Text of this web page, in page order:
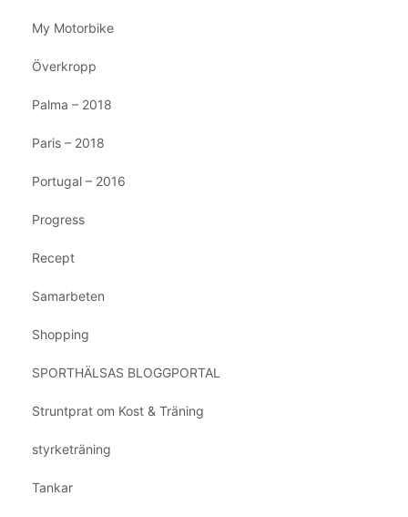
My Motorbike
Överkropp
Palma – 2018
Paris – 2018
Portugal – 2016
Progress
Recept
Samarbeten
Shopping
SPORTHÄLSAS BLOGGPORTAL
Struntprat om Kost & Träning
styrketräning
Tankar